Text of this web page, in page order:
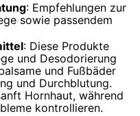
: Empfehlungen zur
sowie passendem
: Diese Produkte
und Desodorierung
und Fußbäder
und Durchblutung.
Hornhaut, während
kontrollieren.